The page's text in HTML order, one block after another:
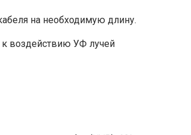
на необходимую длину.
к воздействию УФ лучей